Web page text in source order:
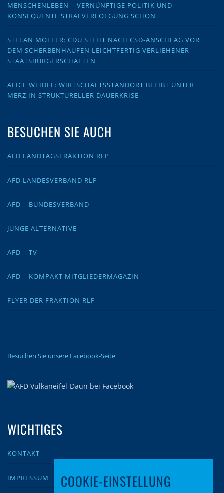
MENSCHENLEBEN – VERNÜNFTIGE POLITIK UND
KONSEQUENTE STRAFVERFOLGUNG SCHON
STEFAN MÖLLER: CDU STEHT NACH CSD-ANSCHLAG VOR
DEM SCHERBENHAUFEN LEICHTFERTIG VERLIEHENER
STAATSBÜRGERSCHAFTEN
ALICE WEIDEL: WIRTSCHAFTSSTANDORT BLEIBT UNTER
MERZ IN STRUKTURELLER DAUERKRISE
BESUCHEN SIE AUCH
AFD LANDTAGSFRAKTION RLP
AFD LANDESVERBAND RLP
AFD – BUNDESVERBAND
JUNGE ALTERNATIVE
AFD – TV
AFD – KOMPAKT MITGLIEDERMAGAZIN
FLYER DER FRAKTION RLP
Besuchen Sie unsere Facebook-Seite
WICHTIGES
KONTAKT
IMPRESSUM COOKIE-EINSTELLUNG